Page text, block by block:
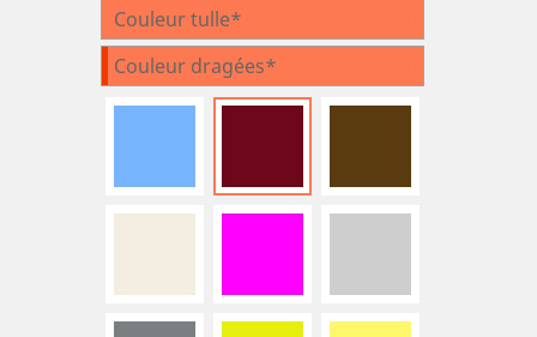
Couleur tulle*
Couleur dragées*